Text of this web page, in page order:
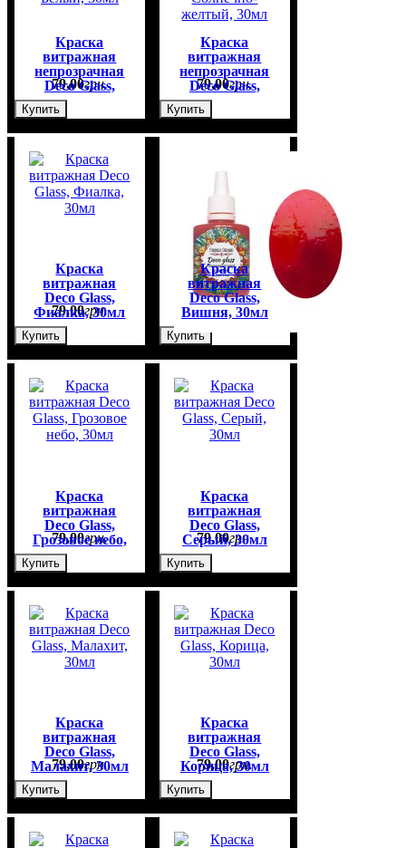
Краска
витражная
непрозрачная
Deco Glass,
Белый, 30мл
79,00грн.
Купить
Краска
витражная
непрозрачная
Deco Glass,
Солнечно-
желтый, 30мл
79,00грн.
Купить
Краска
витражная
Deco Glass,
Фиалка, 30мл
79,00грн.
Купить
Краска
витражная
Deco Glass,
Вишня, 30мл
79,00 грн.
Купить
Краска
витражная
Deco Glass,
Грозовое небо,
30мл
79,00грн.
Купить
Краска
витражная
Deco Glass,
Серый, 30мл
79,00грн.
Купить
Краска
витражная
Deco Glass,
Малахит, 30мл
79,00грн.
Купить
Краска
витражная
Deco Glass,
Корица, 30мл
79,00грн.
Купить